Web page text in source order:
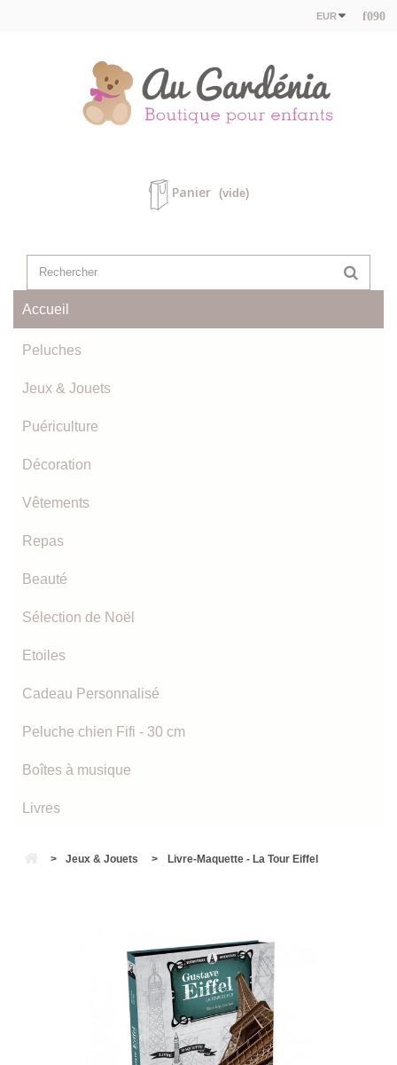
EUR
Panier (vide)
Accueil
Peluches
Jeux & Jouets
Puériculture
Décoration
Vêtements
Repas
Beauté
Sélection de Noël
Etoiles
Cadeau Personnalisé
Peluche chien Fifi - 30 cm
Boîtes à musique
Livres
> Jeux & Jouets > Livre-Maquette - La Tour Eiffel